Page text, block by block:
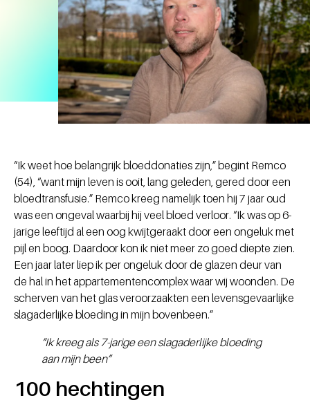
“Ik weet hoe belangrijk bloeddonaties zijn,” begint Remco
(54), “want mijn leven is ooit, lang geleden, gered door een
bloedtransfusie.” Remco kreeg namelijk toen hij 7 jaar oud
was een ongeval waarbij hij veel bloed verloor. “Ik was op 6-
jarige leeftijd al een oog kwijtgeraakt door een ongeluk met
pijl en boog. Daardoor kon ik niet meer zo goed diepte zien.
Een jaar later liep ik per ongeluk door de glazen deur van
de hal in het appartementencomplex waar wij woonden. De
scherven van het glas veroorzaakten een levensgevaarlijke
slagaderlijke bloeding in mijn bovenbeen.”
“Ik kreeg als 7-jarige een slagaderlijke bloeding
aan mijn been”
100 hechtingen